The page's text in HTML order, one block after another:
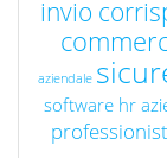
invio
aziendale
software hr